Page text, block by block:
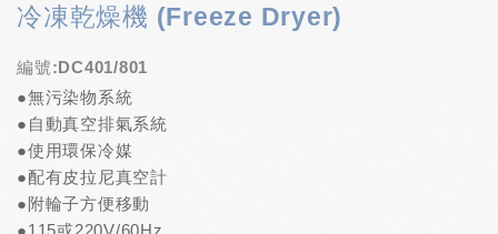
冷凍乾燥機 (Freeze Dryer)
編號:DC401/801
●無污染物系統
●自動真空排氣系統
●使用環保冷媒
●配有皮拉尼真空計
●附輪子方便移動
●115或220V/60Hz